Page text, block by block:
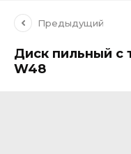
Предыдущий
Диск пильный с
W48